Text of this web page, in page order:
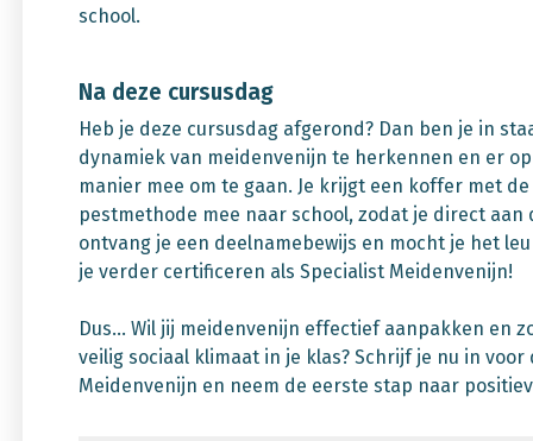
school.
Na deze cursusdag
Heb je deze cursusdag afgerond? Dan ben je in
dynamiek van meidenvenijn te herkennen en er
manier mee om te gaan. Je krijgt een koffer met
pestmethode mee naar school, zodat je direct aan
ontvang je een deelnamebewijs en mocht je het
je verder certificeren als Specialist Meidenvenijn!
Dus... Wil jij meidenvenijn effectief aanpakken en
veilig sociaal klimaat in je klas? Schrijf je nu in voor
Meidenvenijn en neem de eerste stap naar